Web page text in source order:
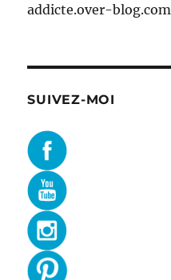
addicte.over-blog.com
SUIVEZ-MOI